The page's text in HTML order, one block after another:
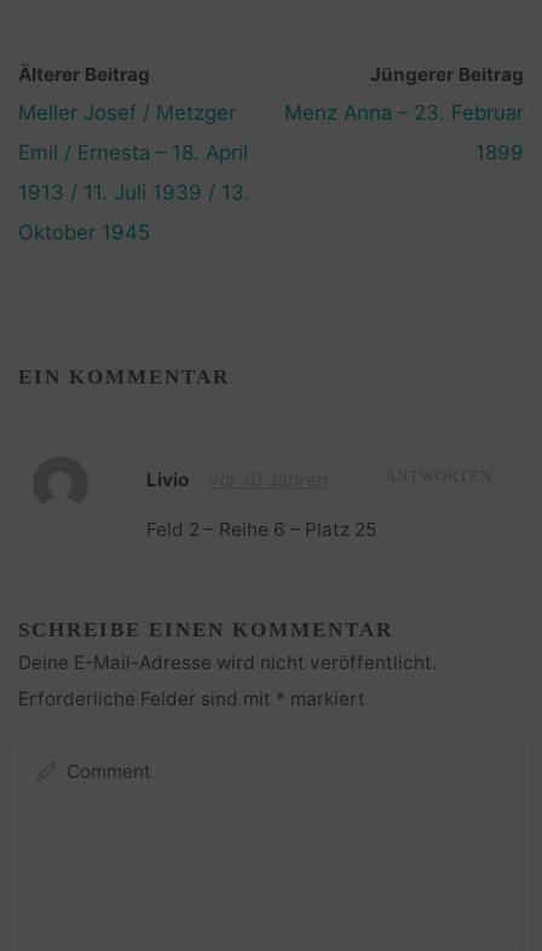
Älterer Beitrag
Meller Josef / Metzger
Emil / Ernesta – 18. April
1913 / 11. Juli 1939 / 13.
Oktober 1945
Jüngerer Beitrag
Menz Anna – 23. Februar
1899
EIN KOMMENTAR
Livio
Feld 2 – Reihe 6 – Platz 25
SCHREIBE EINEN KOMMENTAR
Deine E-Mail-Adresse wird nicht veröffentlicht.
Erforderliche Felder sind mit * markiert